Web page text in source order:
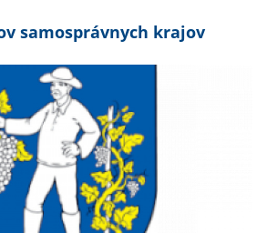
samosprávnych krajov